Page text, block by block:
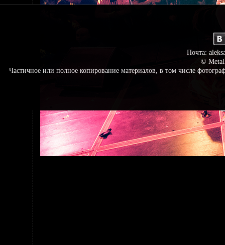
Почта:
©
Частичное или полное копирование материалов, в том числе